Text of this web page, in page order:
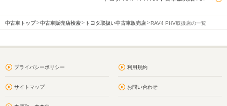
中古車トップ 中古車販売店検索 トヨタ取扱い中古車販売店 RAV4 PHV取扱店の一覧
プライバシーポリシー 利用規約
サイトマップ お問い合わせ